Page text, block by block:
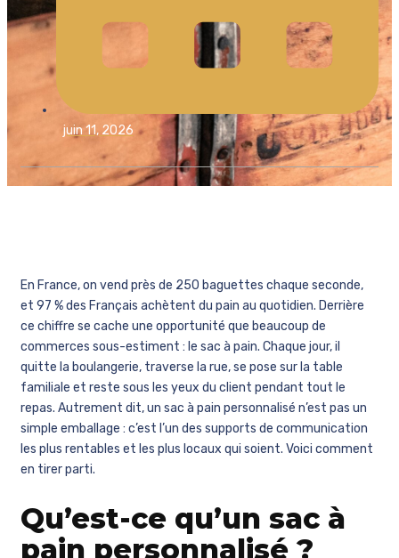
juin 11, 2026
En France, on vend près de 250 baguettes chaque seconde,
et 97 % des Français achètent du pain au quotidien. Derrière
ce chiffre se cache une opportunité que beaucoup de
commerces sous-estiment : le sac à pain. Chaque jour, il
quitte la boulangerie, traverse la rue, se pose sur la table
familiale et reste sous les yeux du client pendant tout le
repas. Autrement dit, un sac à pain personnalisé n’est pas un
simple emballage : c’est l’un des supports de communication
les plus rentables et les plus locaux qui soient. Voici comment
en tirer parti.
Qu’est-ce qu’un sac à
pain personnalisé ?